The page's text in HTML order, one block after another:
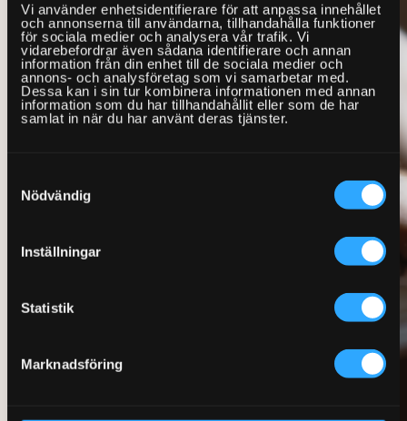
Vi använder enhetsidentifierare för att anpassa innehållet
och annonserna till användarna, tillhandahålla funktioner
för sociala medier och analysera vår trafik. Vi
vidarebefordrar även sådana identifierare och annan
information från din enhet till de sociala medier och
annons- och analysföretag som vi samarbetar med.
Dessa kan i sin tur kombinera informationen med annan
information som du har tillhandahållit eller som de har
samlat in när du har använt deras tjänster.
Nödvändig
Inställningar
Statistik
Marknadsföring